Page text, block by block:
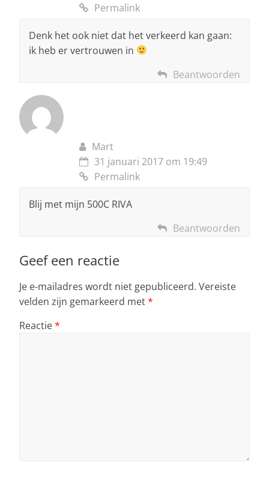
Permalink
Denk het ook niet dat het verkeerd kan gaan:
ik heb er vertrouwen in
Beantwoorden
Mart
31 januari 2017 om 19:49
Permalink
Blij met mijn 500C RIVA
Beantwoorden
Geef een reactie
Je e-mailadres wordt niet gepubliceerd. Vereiste
velden zijn gemarkeerd met*
Reactie*